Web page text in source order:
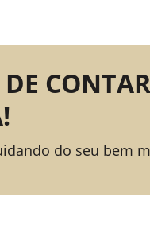
DE
do seu bem